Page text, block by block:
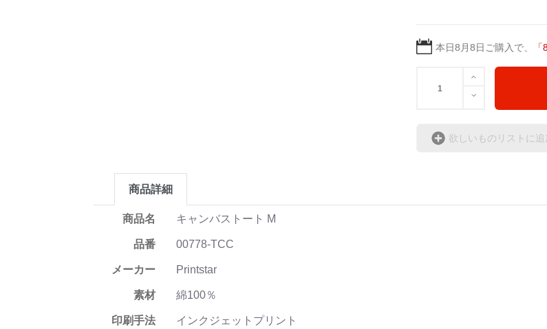
近年は南
人物写真
大事な表
本日8月8日 ご購入で、 「
欲しいものリストに追
商品詳細
商品名 キャンバストート M
品番 00778-TCC
メーカー Printstar
素材 綿100％
印刷手法 インクジェットプリント